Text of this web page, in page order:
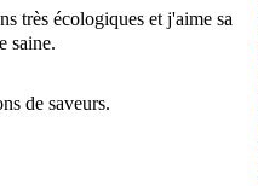
très écologiques et j'aime sa
saine.
de saveurs.